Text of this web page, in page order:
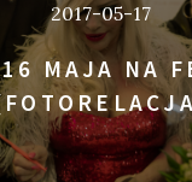
2017-05-17
MAJA NA